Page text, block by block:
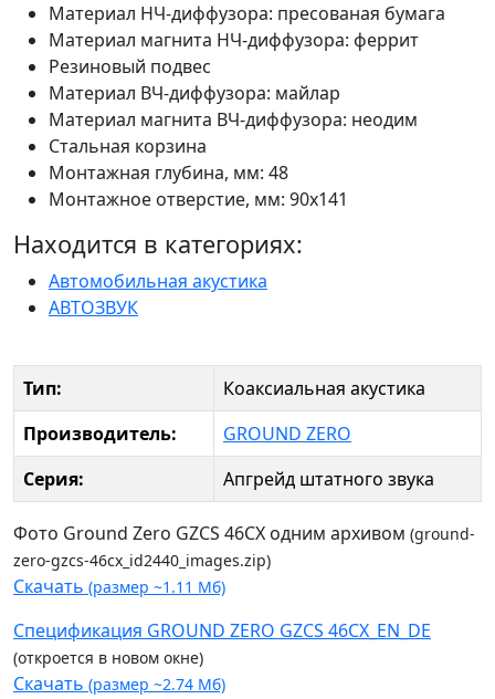
Материал НЧ-диффузора: пресованая бумага
Материал магнита НЧ-диффузора: феррит
Резиновый подвес
Материал ВЧ-диффузора: майлар
Материал магнита ВЧ-диффузора: неодим
Стальная корзина
Монтажная глубина, мм: 48
Монтажное отверстие, мм: 90х141
Находится в категориях:
Автомобильная акустика
АВТОЗВУК
Тип:
Коаксиальная акустика
Производитель:
GROUND ZERO
Серия:
Апгрейд штатного звука
Фото Ground Zero GZCS 46CX одним архивом (ground-
zero-gzcs-46cx_id2440_images.zip)
Скачать (размер ~1.11 Мб)
Спецификация GROUND ZERO GZCS 46CX_EN_DE
(откроется в новом окне)
Скачать (размер ~2.74 Мб)